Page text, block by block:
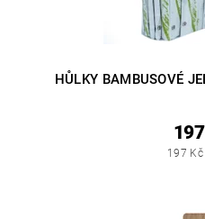
HŮLKY BAMBUSOVÉ
197